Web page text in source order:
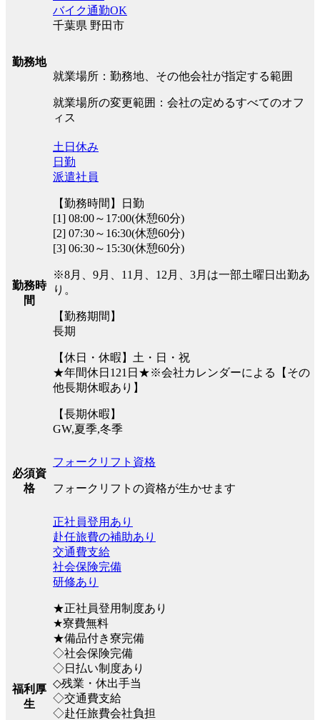
勤務地
バイク通勤OK
千葉県 野田市
就業場所：勤務地、その他会社が指定する範囲
就業場所の変更範囲：会社の定めるすべてのオフ
ィス
勤務時
間
土日休み
日勤
派遣社員
【勤務時間】日勤
[1] 08:00～17:00(休憩60分)
[2] 07:30～16:30(休憩60分)
[3] 06:30～15:30(休憩60分)
※8月、9月、11月、12月、3月は一部土曜日出勤あ
り。
【勤務期間】
長期
【休日・休暇】土・日・祝
★年間休日121日★※会社カレンダーによる【その
他長期休暇あり】
【長期休暇】
GW,夏季,冬季
必須資
格
フォークリフト資格
フォークリフトの資格が生かせます
福利厚
生
正社員登用あり
赴任旅費の補助あり
交通費支給
社会保険完備
研修あり
★正社員登用制度あり
★寮費無料
★備品付き寮完備
◇社会保険完備
◇日払い制度あり
◇残業・休出手当
◇交通費支給
◇赴任旅費会社負担